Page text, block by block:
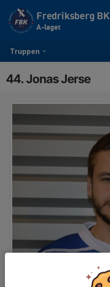
Truppen
Fredriksberg BK
A-laget
44. Jonas Jerse